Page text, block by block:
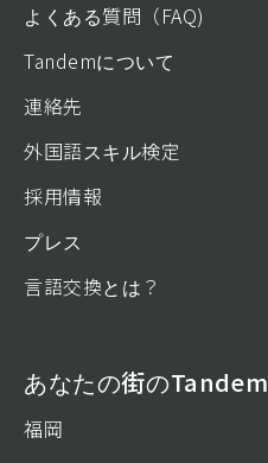
よくある質問（FAQ)
Tandemについて
連絡先
外国語スキル検定
採用情報
プレス
言語交換とは？
あなたの街のTandem
福岡